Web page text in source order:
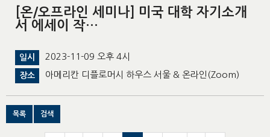
[온/오프라인 세미나] 미국 대학 자기소개
서 에세이 작…
일시 2023-11-09 오후 4시
장소 아메리칸 디플로머시 하우스 서울 & 온라인(Zoom)
목록 검색